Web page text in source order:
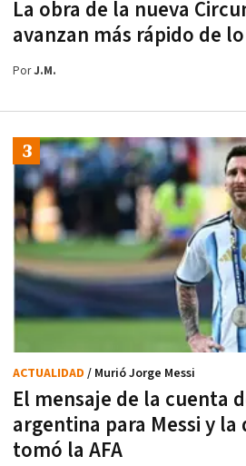
La obra de la nueva
avanzan más rápido de
PorJ.M.
El mensaje de la cuenta
argentina para Messi y la
tomó la AFA
ACTUALIDAD / Murió Jorge Messi